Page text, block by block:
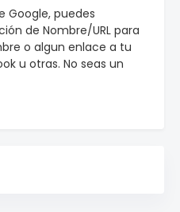
Google, puedes
de Nombre/URL para
o algun enlace a tu
u otras. No seas un